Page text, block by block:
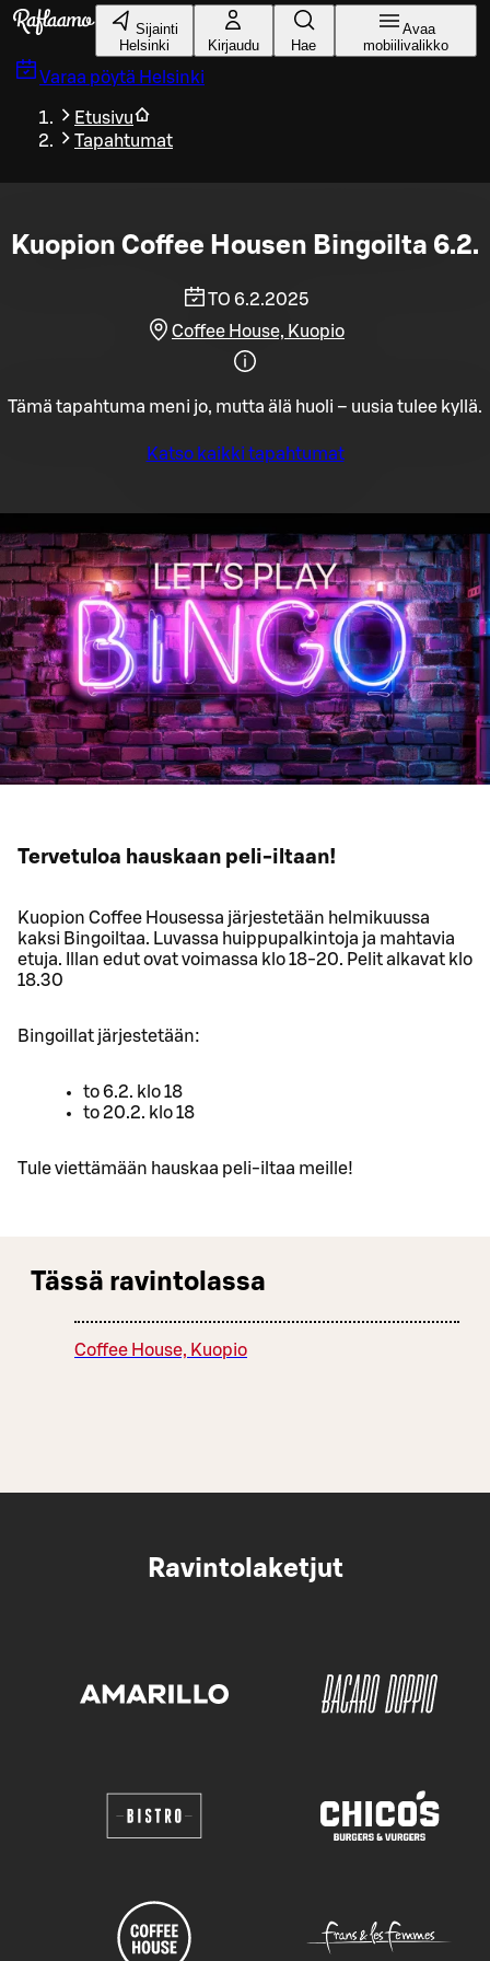
Siirry pääsisältöön
Sijainti
Helsinki
Kirjaudu Hae
Avaa
mobiilivalikko
Varaa pöytä Helsinki
Etusivu
Tapahtumat
Kuopion Coffee Housen Bingoilta 6.2.
TO 6.2.2025
Coffee House, Kuopio
Tämä tapahtuma meni jo, mutta älä huoli – uusia tulee kyllä.
Katso kaikki tapahtumat
Tervetuloa hauskaan peli-iltaan!
Kuopion Coffee Housessa järjestetään helmikuussa
kaksi Bingoiltaa. Luvassa huippupalkintoja ja mahtavia
etuja. Illan edut ovat voimassa klo 18-20. Pelit alkavat klo
18.30
Bingoillat järjestetään:
to 6.2. klo 18
to 20.2. klo 18
Tule viettämään hauskaa peli-iltaa meille!
Tässä ravintolassa
Coffee House, Kuopio
Ravintolaketjut